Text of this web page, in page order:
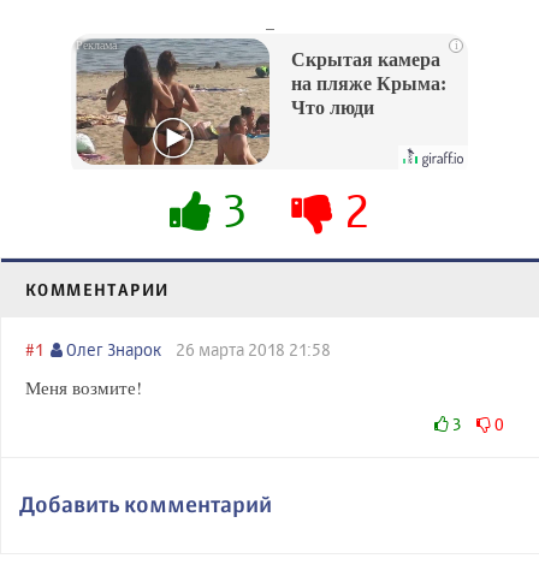
i
Скрытая камера
на пляже Крыма:
Что люди
их не видят...
3 2
КОММЕНТАРИИ
#1 Олег Знарок 26 марта 2018 21:58
Меня возмите!
3 0
Добавить комментарий